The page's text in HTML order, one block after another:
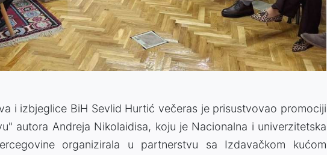
i izbjeglice BiH Sevlid Hurtić večeras je prisustvovao promociji
autora Andreja Nikolaidisa, koju je Nacionalna i univerzitetska
organizirala u partnerstvu sa Izdavačkom kućom